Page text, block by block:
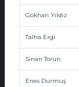
Gökhan Yıldız
Talha Ergi
Sinan Torun
Enes Durmuş